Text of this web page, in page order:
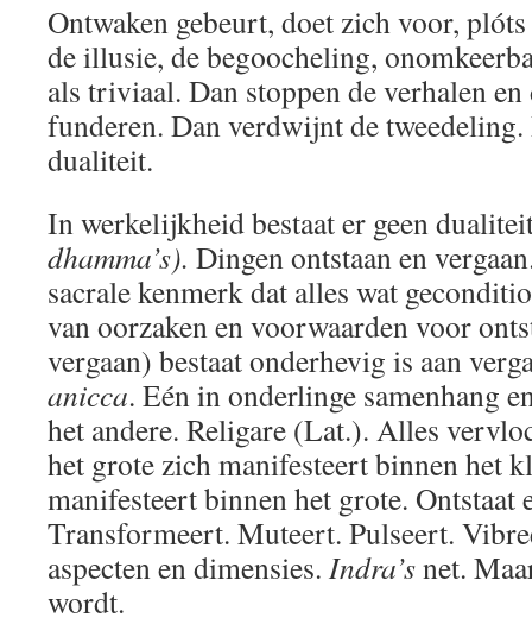
Ontwaken gebeurt, doet zich voor,
de illusie, de begoocheling,
als triviaal. Dan stoppen de verhalen en
funderen. Dan verdwijnt de
dualiteit.
In werkelijkheid bestaat er geen
dhamma’s). Dingen ontstaan en
sacrale kenmerk dat alles wat
van oorzaken en voorwaarden voor
vergaan) bestaat onderhevig is aan
anicca. Eén in onderlinge samenhang
het andere. Religare (Lat.). Alles
het grote zich manifesteert binnen het
manifesteert binnen het grote. Ontstaat
Transformeert. Muteert. Pulseert.
aspecten en dimensies. Indra’snet.
wordt.